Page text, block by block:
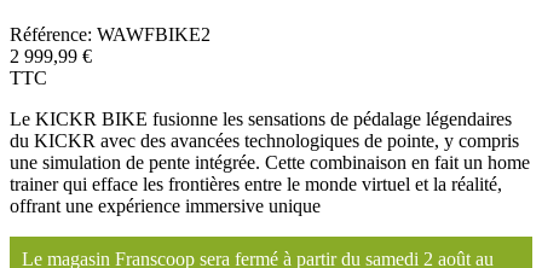
Référence: WAWFBIKE2
2 999,99 €
TTC
Le KICKR BIKE fusionne les sensations de pédalage légendaires
du KICKR avec des avancées technologiques de pointe, y compris
une simulation de pente intégrée. Cette combinaison en fait un home
trainer qui efface les frontières entre le monde virtuel et la réalité,
offrant une expérience immersive unique
Le magasin Franscoop sera fermé à partir du samedi 2 août au